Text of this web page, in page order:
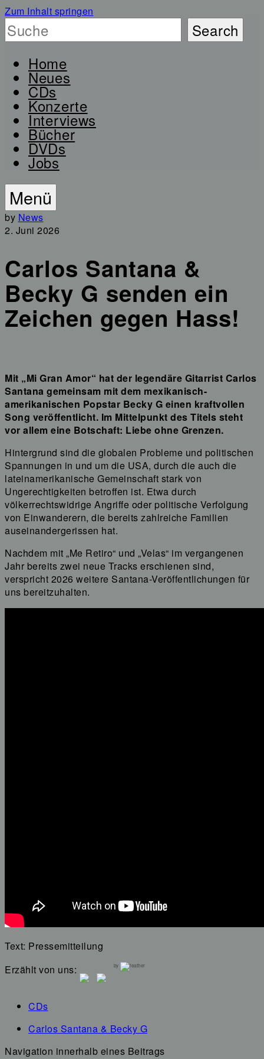
Zum Inhalt springen
Home
Neues
CDs
Konzerte
Interviews
Bücher
DVDs
Jobs
Menü
by News
2. Juni 2026
Carlos Santana &
Becky G senden ein
Zeichen gegen Hass!
Mit „Mi Gran Amor“ hat der legendäre Gitarrist Carlos
Santana gemeinsam mit dem mexikanisch-
amerikanischen Popstar Becky G einen kraftvollen
Song veröffentlicht. Im Mittelpunkt des Titels steht
vor allem eine Botschaft: Liebe ohne Grenzen.
Hintergrund sind die globalen Probleme und politischen
Spannungen in und um die USA, durch die auch die
lateinamerikanische Gemeinschaft stark von
Ungerechtigkeiten betroffen ist. Etwa durch
völkerrechtswidrige Angriffe oder politische Verfolgung
von Einwanderern, die bereits zahlreiche Familien
auseinandergerissen hat.
Nachdem mit „Me Retiro“ und „Velas“ im vergangenen
Jahr bereits zwei neue Tracks erschienen sind,
verspricht 2026 weitere Santana-Veröffentlichungen für
uns bereitzuhalten.
Text: Pressemitteilung
Erzählt von uns:
by
CDs
Carlos Santana & Becky G
Navigation innerhalb eines Beitrags